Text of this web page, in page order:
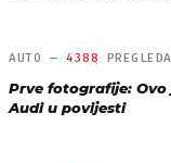
AUTO — 4388 PREGLEDA
Prve fotografije:
Audi u povijesti